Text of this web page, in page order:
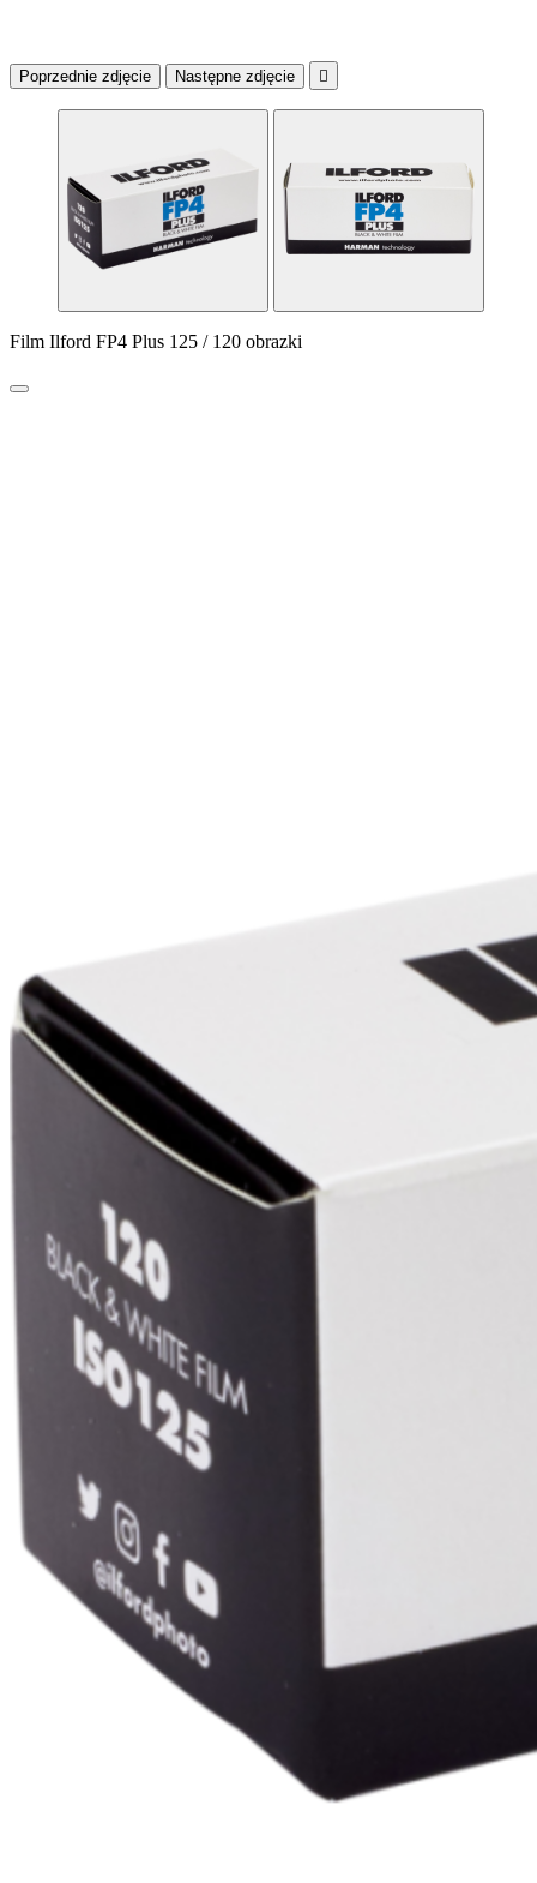
Poprzednie zdjęcie Następne zdjęcie 
Film Ilford FP4 Plus 125 / 120 obrazki